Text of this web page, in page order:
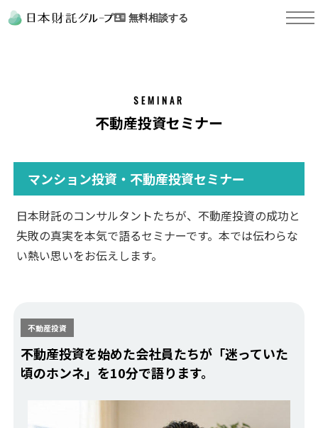
無料相談する
SEMINAR
不動産投資セミナー
マンション投資・不動産投資セミナー
日本財託のコンサルタントたちが、不動産投資の成功と
失敗の真実を本気で語るセミナーです。本では伝わらな
い熱い思いをお伝えします。
不動産投資
不動産投資を始めた会社員たちが「迷っていた
頃のホンネ」を10分で語ります。